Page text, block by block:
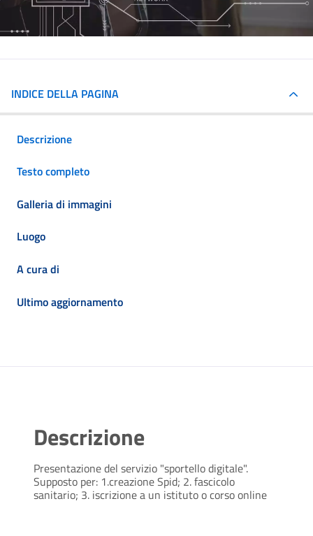
INDICE DELLA PAGINA
Descrizione
Testo completo
Galleria di immagini
Luogo
A cura di
Ultimo aggiornamento
Descrizione
Presentazione del servizio "sportello digitale".
Supposto per: 1.creazione Spid; 2. fascicolo
sanitario; 3. iscrizione a un istituto o corso online